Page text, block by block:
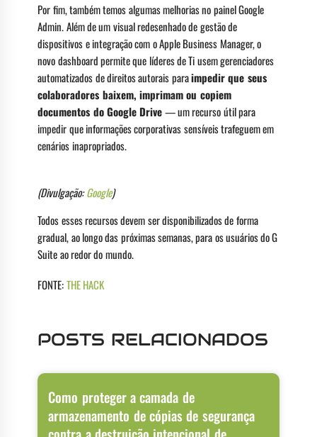
Por fim, também temos algumas melhorias no painel Google
Admin. Além de um visual redesenhado de gestão de
dispositivos e integração com o Apple Business Manager, o
novo dashboard permite que líderes de Ti usem gerenciadores
automatizados de direitos autorais paraimpedir que seus
colaboradores baixem, imprimam ou copiem
documentos do Google Drive— um recurso útil para
impedir que informações corporativas sensíveis trafeguem em
cenários inapropriados.
(Divulgação:Google)
Todos esses recursos devem ser disponibilizados de forma
gradual, ao longo das próximas semanas, para os usuários do G
Suite ao redor do mundo.
FONTE:THE HACK
POSTS RELACIONADOS
Como proteger a camada de
armazenamento de cópias de segurança